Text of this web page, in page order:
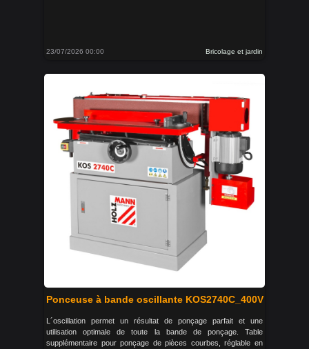
23/07/2026 00:00 Bricolage et jardin
Ponceuse à bande oscillante KOS2740C_400V
L´oscillation permet un résultat de ponçage parfait et une
utilisation optimale de toute la bande de ponçage. Table
supplémentaire pour ponçage de pièces courbes, réglable en